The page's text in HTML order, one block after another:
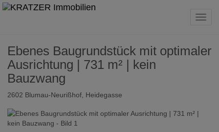
Ebenes Baugrundstück mit optimaler
Ausrichtung | 731 m² | kein
Bauzwang
2602 Blumau-Neurißhof , Heidegasse